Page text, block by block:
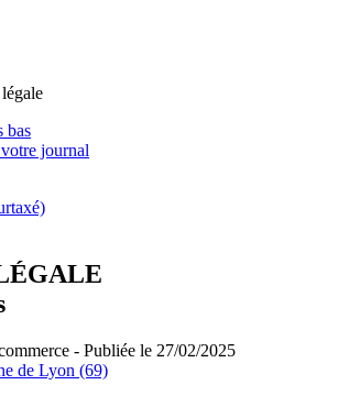
bas
journal
- Publiée le 27/02/2025
de Lyon (69)